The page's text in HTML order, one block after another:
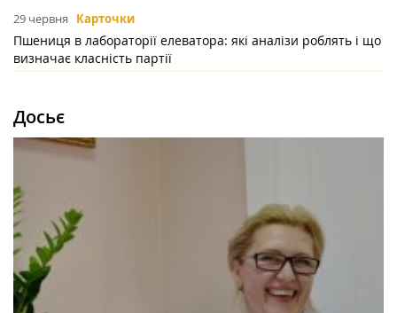
29 червня Карточки
Пшениця в лабораторії елеватора: які аналізи роблять і що
визначає класність партії
Досьє